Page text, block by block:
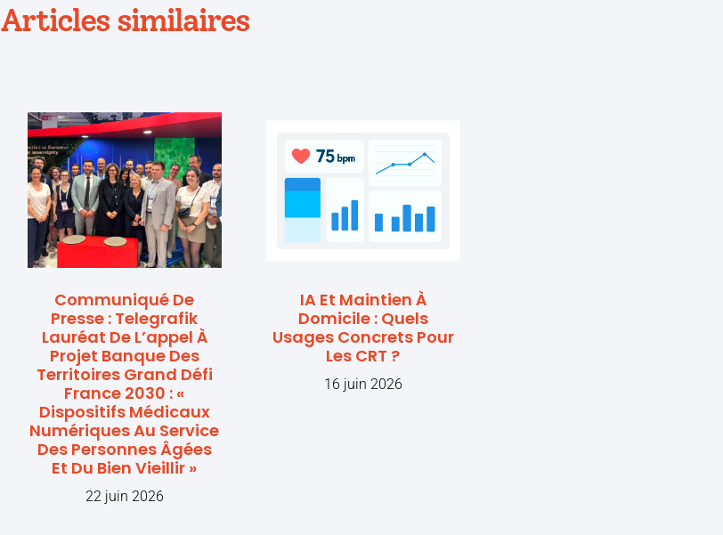
Articles similaires
Communiqué De
Presse : Telegrafik
Lauréat De L’appel À
Projet Banque Des
Territoires Grand Défi
France 2030 : «
Dispositifs Médicaux
Numériques Au Service
Des Personnes Âgées
Et Du Bien Vieillir »
22 juin 2026
IA Et Maintien À
Domicile : Quels
Usages Concrets Pour
Les CRT ?
16 juin 2026